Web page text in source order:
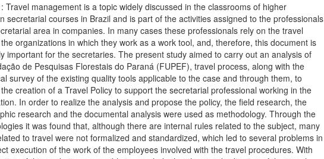
Travel management is a topic widely discussed in the classrooms of higher
secretarial courses in Brazil and is part of the activities assigned to the professionals
area in companies. In many cases these professionals rely on the travel
organizations in which they work as a work tool, and, therefore, this document is
important for the secretaries. The present study aimed to carry out an analysis of
de Pesquisas Florestais do Paraná (FUPEF), travel process, along with the
survey of the existing quality tools applicable to the case and through them, to
creation of a Travel Policy to support the secretarial professional working in the
In order to realize the analysis and propose the policy, the field research, the
research and the documental analysis were used as methodology. Through the
it was found that, although there are internal rules related to the subject, many
to travel were not formalized and standardized, which led to several problems in
execution of the work of the employees involved with the travel procedures. With